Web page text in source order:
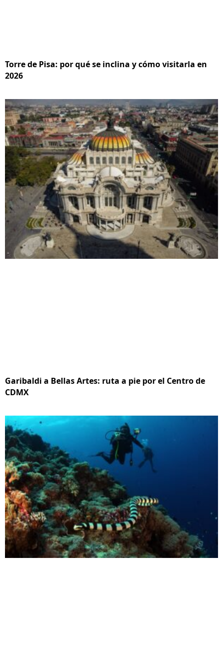
Torre de Pisa: por qué se inclina y cómo visitarla en
2026
Garibaldi a Bellas Artes: ruta a pie por el Centro de
CDMX